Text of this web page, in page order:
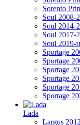
Sorento
Soul 2008-
Soul 2014-
Soul 2017-
Soul 2019-
Sportage
Sportage
Sportage
Sportage
Sportage
Sportage
Lada
Largus